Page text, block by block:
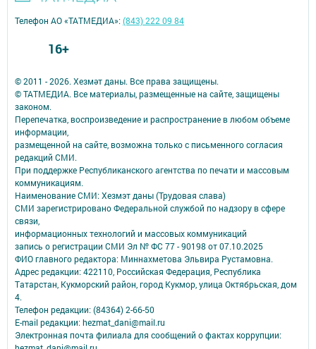
© 2011 - 2026. Хезмәт даны. Все права защищены.
© ТАТМЕДИА. Все материалы, размещенные на сайте, защищены
законом.
Перепечатка, воспроизведение и распространение в любом объеме
информации,
размещенной на сайте, возможна только с письменного согласия
редакций СМИ.
При поддержке Республиканского агентства по печати и массовым
коммуникациям.
Наименование СМИ: Хезмэт даны (Трудовая слава)
СМИ зарегистрировано Федеральной службой по надзору в сфере
связи,
информационных технологий и массовых коммуникаций
запись о регистрации СМИ Эл № ФС 77 - 90198 от 07.10.2025
ФИО главного редактора: Миннахметова Эльвира Рустамовна.
Адрес редакции: 422110, Российская Федерация, Республика
Татарстан, Кукморский район, город Кукмор, улица Октябрьская, дом
4.
Телефон редакции: (84364) 2-66-50
E-mail редакции: hezmat_dani@mail.ru
Электронная почта филиала для сообщений о фактах коррупции:
Телефон АО «ТАТМЕДИА»:(843) 222 09 84
16+